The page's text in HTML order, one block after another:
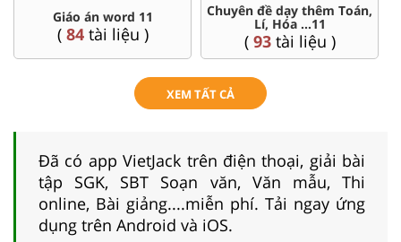
Giáo án word 11
( 84tài liệu )
Chuyên đề dạy thêm Toán,
Lí, Hóa ...11
( 93tài liệu )
XEM TẤT CẢ
Đã có app VietJack trên điện thoại, giải bài
tập SGK, SBT Soạn văn, Văn mẫu, Thi
online, Bài giảng....miễn phí. Tải ngay ứng
dụng trên Android và iOS.